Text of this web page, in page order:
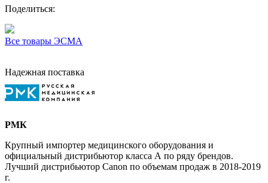
Поделиться:
Все товары ЭСМА
Надежная поставка
РМК
Крупный импортер медицинского оборудования и
официальный дистрибьютор класса А по ряду брендов.
Лучший дистрибьютор Canon по объемам продаж в 2018-2019
г.